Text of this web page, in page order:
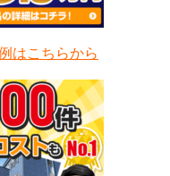
はこちらから